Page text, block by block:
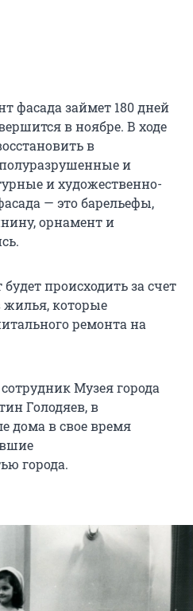
фасада займет 180 дней
в ноябре. В ходе
в
и
и художественно-
— это барельефы,
орнамент и
происходить за счет
жилья, которые
ремонта на
Музея города
Голодяев, в
дома в свое время
города.